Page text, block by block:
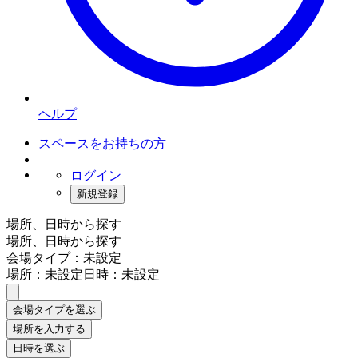
ヘルプ
スペースをお持ちの方
ログイン
新規登録
場所、日時から探す
場所、日時から探す
会場タイプ：未設定
場所：未設定日時：未設定
会場タイプを選ぶ
場所を入力する
日時を選ぶ